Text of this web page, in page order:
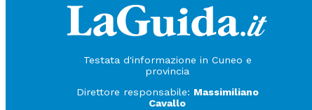
Testata d'informazione in Cuneo e
provincia
Direttore responsabile: Massimiliano
Cavallo